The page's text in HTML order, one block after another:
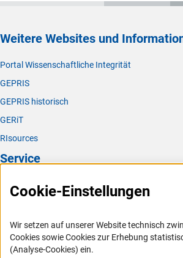
Weitere Websites und
Portal Wissenschaftliche Integrität
GEPRIS
GEPRIS historisch
GERiT
RIsources
Service
Presse
Karriere
Logo und Corporate Design
Cookie-Einstellungen
Wir setzen auf unserer Website technisch
Cookies sowie Cookies zur Erhebung
(Analyse-Cookies) ein.